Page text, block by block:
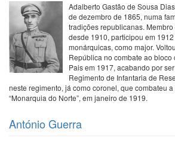
Adalberto Gastão de Sousa
de dezembro de 1865, numa
tradições republicanas.
desde 1910, participou em
monárquicas, como major.
República no combate ao
Pais em 1917, acabando por
Regimento de Infantaria de
neste regimento, já como coronel, que combateu
“Monarquia do Norte”, em janeiro de 1919.
António Guerra